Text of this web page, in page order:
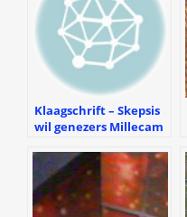
Klaagschrift – Skepsis
wil genezers Millecam